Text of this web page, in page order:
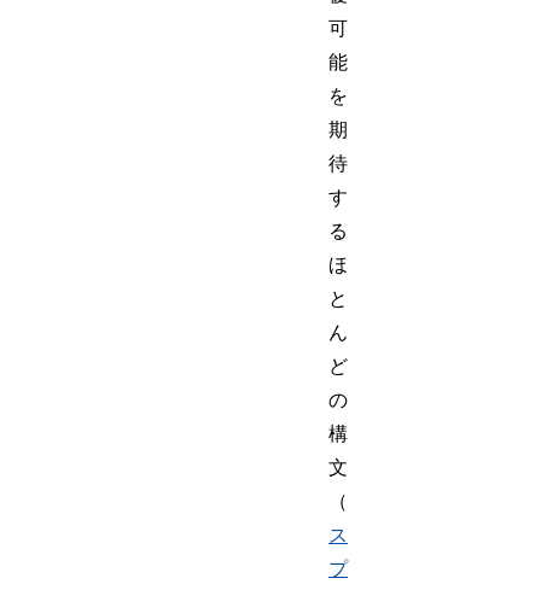
可
能
を
期
待
す
る
ほ
と
ん
ど
の
構
文
（
ス
プ